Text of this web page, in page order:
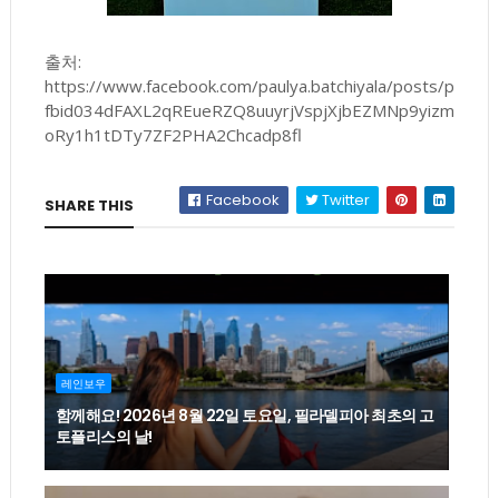
출처:
https://www.facebook.com/paulya.batchiyala/posts/p
fbid034dFAXL2qREueRZQ8uuyrjVspjXjbEZMNp9yizm
oRy1h1tDTy7ZF2PHA2Chcadp8fl
SHARE THIS Facebook Twitter
레인보우
함께해요! 2026년 8월 22일 토요일, 필라델피아 최초의 고
토플리스의 날!